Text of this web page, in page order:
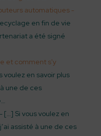
automatiques -
en fin de vie
a été signé
et comment s'y
voulez en savoir plus
une de ces
[…] Si vous voulez en
assisté à une de ces